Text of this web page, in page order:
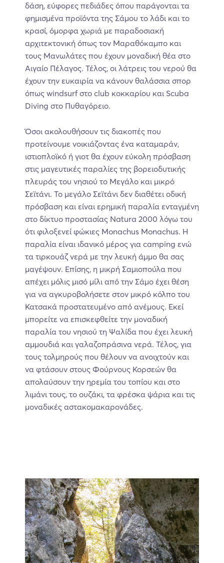
δάση, εύφορες πεδιάδες όπου παράγονται τα
φημισμένα προϊόντα της Σάμου το λάδι και το
κρασί, όμορφα χωριά με παραδοσιακή
αρχιτεκτονική όπως τον Μαραθόκαμπο και
τους Μανωλάτες που έχουν μοναδική θέα στο
Αιγαίο Πέλαγος. Τέλος, οι λάτρεις του νερού θα
έχουν την ευκαιρία να κάνουν θαλάσσια σπορ
όπως windsurf στο club κοκκαρίου και Scuba
Diving στο Πυθαγόρειο.
Όσοι ακολουθήσουν τις διακοπές που
προτείνουμε νοικιάζοντας ένα καταμαράν,
ιστιοπλοϊκό ή γιοτ θα έχουν εύκολη πρόσβαση
στις μαγευτικές παραλίες της βορειοδυτικής
πλευράς του νησιού το Μεγάλο και μικρό
Σεϊτάνι. Το μεγάλο Σεϊτάνι δεν διαθέτει οδική
πρόσβαση και είναι ερημική παραλία ενταγμένη
στο δίκτυο προστασίας Natura 2000 λόγω του
ότι φιλοξενεί φώκιες Monachus Monachus. H
παραλία είναι ιδανικό μέρος για camping ενώ
τα τιρκουάζ νερά με την λευκή άμμο θα σας
μαγέψουν. Επίσης, η μικρή Σαμιοπούλα που
απέχει μόλις μισό μίλι από την Σάμο έχει θέση
για να αγκυροβολήσετε στον μικρό κόλπο του
Κατσακά προστατευμένο από ανέμους. Εκεί
μπορείτε να επισκεφθείτε την μοναδική
παραλία του νησιού τη Ψαλίδα που έχει λευκή
αμμουδιά και γαλαζοπράσινα νερά. Τέλος, για
τους τολμηρούς που θέλουν να ανοιχτούν και
να φτάσουν στους Φούρνους Κορσεών θα
απολαύσουν την ηρεμία του τοπίου και στο
λιμάνι τους, το ουζάκι, τα φρέσκα ψάρια και τις
μοναδικές αστακομακαρονάδες.